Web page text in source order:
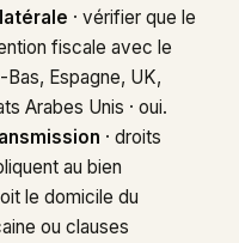
· vérifier que le
fiscale avec le
Espagne, UK,
Arabes Unis · oui.
· droits
au bien
le domicile du
ou clauses